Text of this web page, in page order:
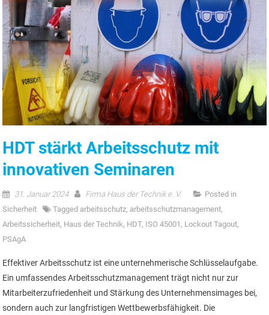
HDT stärkt Arbeitsschutz mit
innovativen Seminaren
31. Januar 2024 Firma Haus der Technik e. V.
Posted in
Sicherheit
Tagged arbeitsschutz, arbeitsschutzmanagement,
Arbeitssicherheit, Haus der Technik, HDT, ISO 45001 , Lockout Tagout,
PSAgA
Effektiver Arbeitsschutz ist eine unternehmerische Schlüsselaufgabe.
Ein umfassendes Arbeitsschutzmanagement trägt nicht nur zur
Mitarbeiterzufriedenheit und Stärkung des Unternehmensimages bei,
sondern auch zur langfristigen Wettbewerbsfähigkeit. Die